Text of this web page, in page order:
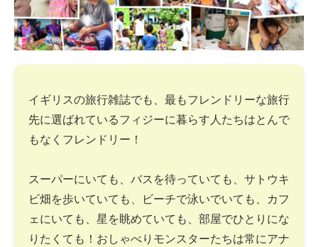
イギリスの旅行雑誌でも、最もフレンドリーな旅行
先に選ばれているフィジーに暮らす人たちはとんで
もなくフレンドリー！
スーパーにいても、バスを待っていても、サトウキ
ビ畑を歩いていても、ビーチで泳いでいても、カフ
ェにいても、星を眺めていても、部屋でひとりにな
りたくても！おしゃべりモンスターたちは常にアナ